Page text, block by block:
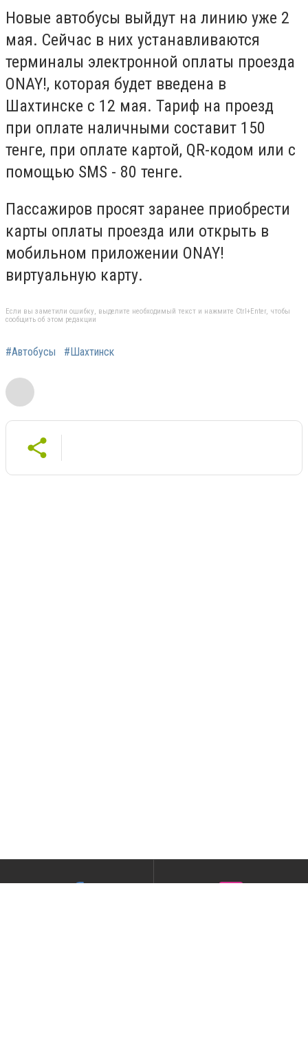
Новые автобусы выйдут на линию уже 2
мая. Сейчас в них устанавливаются
терминалы электронной оплаты проезда
ONAY!, которая будет введена в
Шахтинске с 12 мая. Тариф на проезд
при оплате наличными составит 150
тенге, при оплате картой, QR-кодом или с
помощью SMS - 80 тенге.
Пассажиров просят заранее приобрести
карты оплаты проезда или открыть в
мобильном приложении ONAY!
виртуальную карту.
Если вы заметили ошибку, выделите необходимый текст и нажмите Ctrl+Enter, чтобы
сообщить об этом редакции
#Автобусы #Шахтинск